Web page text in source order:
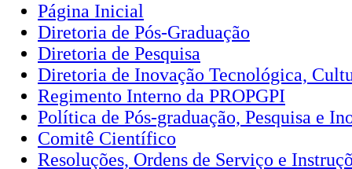
Página Inicial
Diretoria de Pós-Graduação
Diretoria de Pesquisa
Diretoria de Inovação Tecnológica,
Regimento Interno da PROPGPI
Política de Pós-graduação, Pesquisa e
Comitê Científico
Resoluções, Ordens de Serviço e